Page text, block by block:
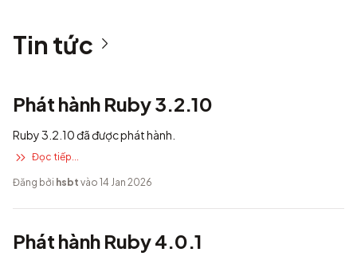
Tin tức
Phát hành Ruby 3.2.10
Ruby 3.2.10 đã được phát hành.
Đọc tiếp...
Đăng bởi hsbt vào 14 Jan 2026
Phát hành Ruby 4.0.1